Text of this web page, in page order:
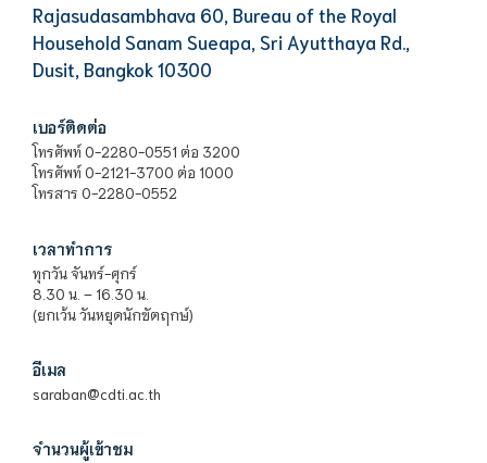
Rajasudasambhava 60, Bureau of the Royal
Household Sanam Sueapa, Sri Ayutthaya Rd.,
Dusit, Bangkok 10300
เบอร์ติดต่อ
โทรศัพท์ 0-2280-0551 ต่อ 3200
โทรศัพท์ 0-2121-3700 ต่อ 1000
โทรสาร 0-2280-0552
เวลาทำการ
ทุกวัน จันทร์-ศุกร์
8.30 น. – 16.30 น.
(ยกเว้น วันหยุดนักขัตฤกษ์)
อีเมล
saraban@cdti.ac.th
จำนวนผู้เข้าชม